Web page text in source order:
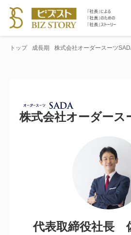
トップ 成長期 株式会社オーダースーツ
株式会社オーダース
代表取締役社長